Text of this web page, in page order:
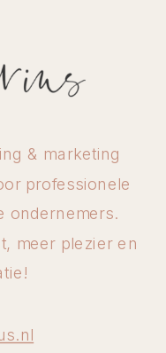
& marketing
professionele
ondernemers.
meer plezier en